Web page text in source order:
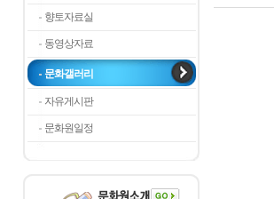
향토자료실
동영상자료
문화갤러리
자유게시판
문화원일정